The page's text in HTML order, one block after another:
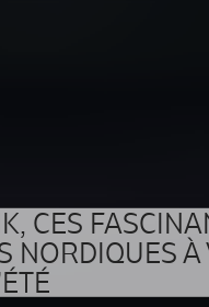
CES
NORDIQUES À